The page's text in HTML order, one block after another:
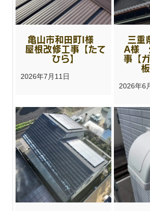
他の箇所で修理が必要な際はお願
Moto
雨漏りして大変なことになる…！」
た。どの業者に相談すればいいか
ふとラジオ番組で耳にした情熱リ
のことを思い出しました。「見積も
ていたのを思い出し、とりあえず
に。 結果、大正解でした！対応も
亀山市和田町I様
屋根改修工事【たて
ひら】
2026年7月11日
三重
A様
事【
2026年6